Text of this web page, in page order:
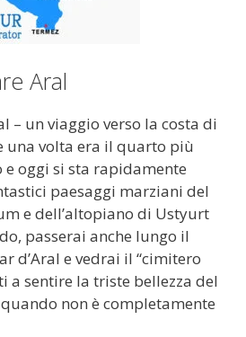
Aral
– un viaggio verso la costa di
una volta era il quarto più
oggi si sta rapidamente
paesaggi marziani del
e dell’altopiano di Ustyurt
passerai anche lungo il
d’Aral e vedrai il “cimitero
a sentire la triste bellezza del
non è completamente